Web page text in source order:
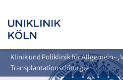
Klinik und Poliklinik für Allgemein-,
Transplantationschirurgie